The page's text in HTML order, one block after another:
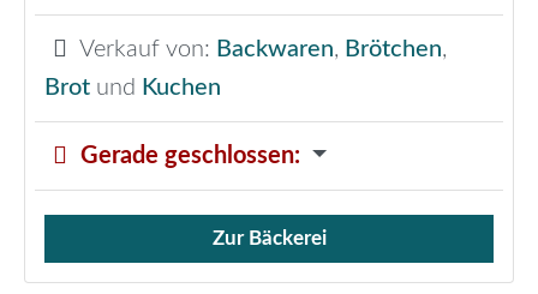
Verkauf von: Backwaren, Brötchen,
Brot und Kuchen
Gerade geschlossen:
Verkauf von Brötchen,
Zur Bäckerei